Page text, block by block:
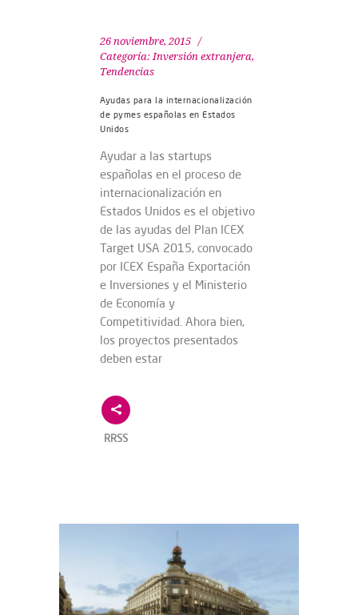
26 noviembre, 2015
Categoría: Inversión extranjera,
Tendencias
Ayudas para la internacionalización
de pymes españolas en Estados
Unidos
Ayudar a las startups
españolas en el proceso de
internacionalización en
Estados Unidos es el objetivo
de las ayudas del Plan ICEX
Target USA 2015, convocado
por ICEX España Exportación
e Inversiones y el Ministerio
de Economía y
Competitividad. Ahora bien,
los proyectos presentados
deben estar
RRSS